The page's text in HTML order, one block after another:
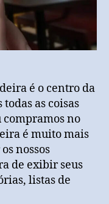
é o centro da
as coisas
compramos no
é muito mais
nossos
de exibir seus
listas de